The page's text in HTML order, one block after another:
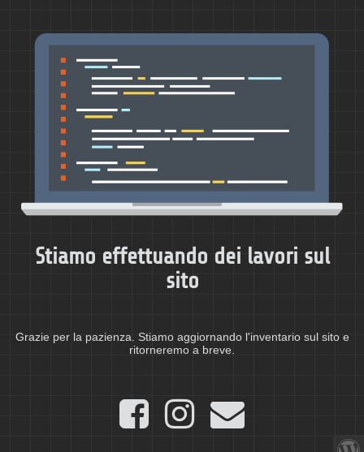
Stiamo effettuando dei lavori sul
sito
Grazie per la pazienza. Stiamo aggiornando l'inventario sul sito e
ritorneremo a breve.